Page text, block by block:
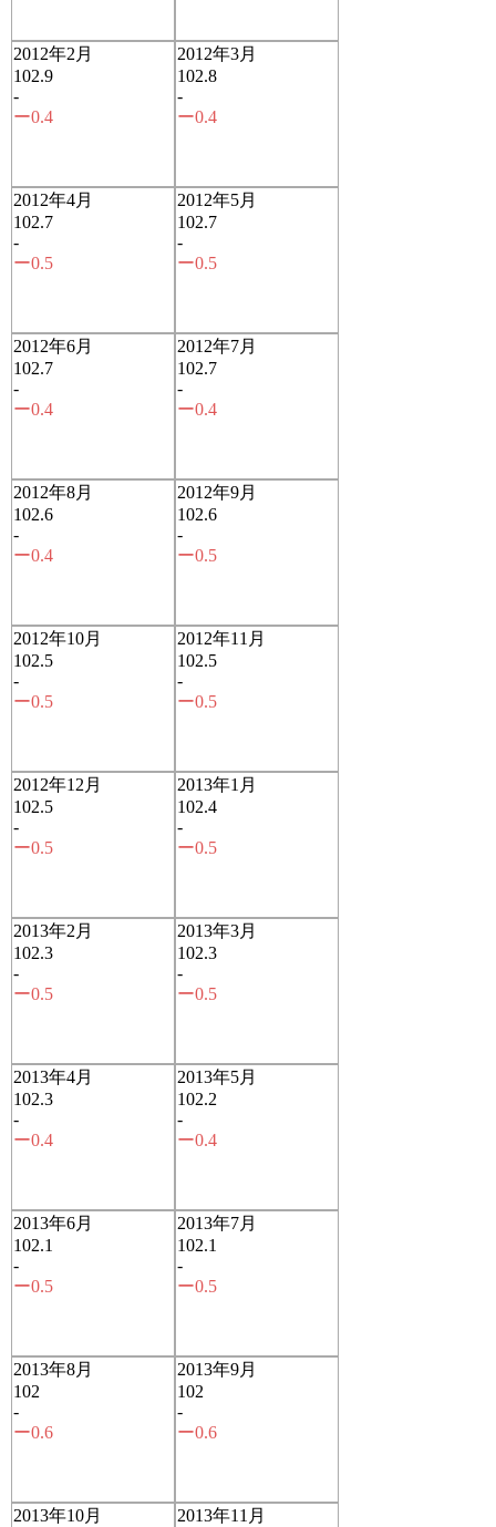
2012年2月
102.9
-
ー0.4
2012年3月
102.8
-
ー0.4
2012年4月
102.7
-
ー0.5
2012年5月
102.7
-
ー0.5
2012年6月
102.7
-
ー0.4
2012年7月
102.7
-
ー0.4
2012年8月
102.6
-
ー0.4
2012年9月
102.6
-
ー0.5
2012年10月
102.5
-
ー0.5
2012年11月
102.5
-
ー0.5
2012年12月
102.5
-
ー0.5
2013年1月
102.4
-
ー0.5
2013年2月
102.3
-
ー0.5
2013年3月
102.3
-
ー0.5
2013年4月
102.3
-
ー0.4
2013年5月
102.2
-
ー0.4
2013年6月
102.1
-
ー0.5
2013年7月
102.1
-
ー0.5
2013年8月
102
-
ー0.6
2013年9月
102
-
ー0.6
2013年10月
2013年11月